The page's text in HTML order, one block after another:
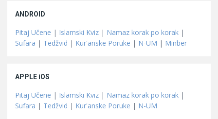
ANDROID
Pitaj Učene | Islamski Kviz | Namaz korak po korak |
Sufara | Tedžvid | Kur'anske Poruke | N-UM | Minber
APPLE iOS
Pitaj Učene | Islamski Kviz | Namaz korak po korak |
Sufara | Tedžvid | Kur'anske Poruke | N-UM